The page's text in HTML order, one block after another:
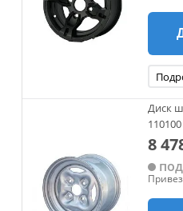
Диск
110100
8
под